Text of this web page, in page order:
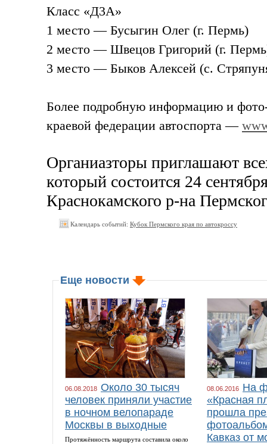
Класс «Д3А»
1 место — Бусыгин Олег (г. Пермь)
2 место — Швецов Григорий (г.
3 место — Быков Алексей (с.
Более подробную информацию и
краевой федерации автоспорта —
Органиазторы приглашают
который состоится 24
Краснокамского р-на
Календарь событий: Кубок Пермского края по автокроссу
Еще новости
06.08.2018 Около 30 тысяч
человек приняли участие
в ночном велопараде
Москвы в выходные
Протяжённость маршрута составила около
08.06.2016 На
«Красная
прошла
Кавказ от